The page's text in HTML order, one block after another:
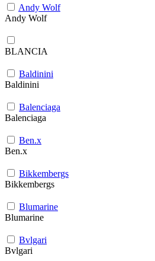
Andy Wolf
Andy Wolf
BLANCIA
Baldinini
Baldinini
Balenciaga
Balenciaga
Ben.x
Ben.x
Bikkembergs
Bikkembergs
Blumarine
Blumarine
Bvlgari
Bvlgari